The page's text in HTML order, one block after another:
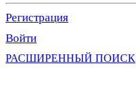
Регистрация
Войти
РАСШИРЕННЫЙ ПОИСК